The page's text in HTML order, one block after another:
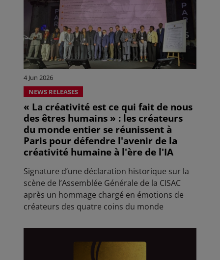
4 Jun 2026
NEWS RELEASES
« La créativité est ce qui fait de nous
des êtres humains » : les créateurs
du monde entier se réunissent à
Paris pour défendre l'avenir de la
créativité humaine à l'ère de l'IA
Signature d’une déclaration historique sur la
scène de l’Assemblée Générale de la CISAC
après un hommage chargé en émotions de
créateurs des quatre coins du monde